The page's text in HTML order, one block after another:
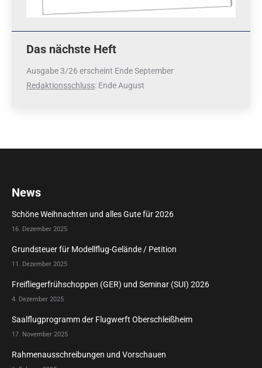
Das nächste Heft
Ausgabe 3/26 erscheint Ende September
Redaktionsschluss: Ende August
News
Schöne Weihnachten und alles Gute für 2026
16. Dezember 2025
Grundsteuer für Modellflug-Gelände / Petition
11. Dezember 2025
Freifliegerfrühschoppen (GER) und Seminar (SUI) 2026
4. Dezember 2025
Saalflugprogramm der Flugwerft Oberschleißheim
17. November 2025
Rahmenausschreibungen und Vorschauen